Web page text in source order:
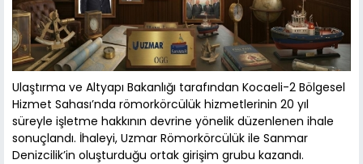
Ulaştırma ve Altyapı Bakanlığı tarafından Kocaeli-2 Bölgesel
Hizmet Sahası’nda römorkörcülük hizmetlerinin 20 yıl
süreyle işletme hakkının devrine yönelik düzenlenen ihale
sonuçlandı. İhaleyi, Uzmar Römorkörcülük ile Sanmar
Denizcilik’in oluşturduğu ortak girişim grubu kazandı.